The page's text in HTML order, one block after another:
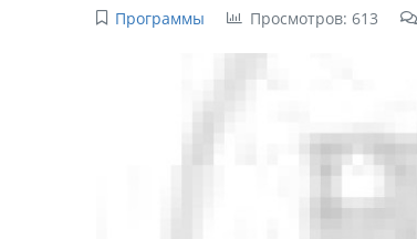
Программы Просмотров: 613